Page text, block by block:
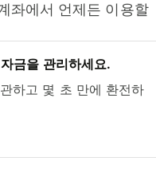
좌에서 언제든 이용할
금을 관리하세요.
하고 몇 초 만에 환전하